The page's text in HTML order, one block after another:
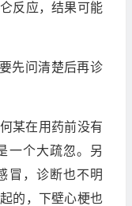
反应，结果可能
先问清楚后再诊
某在用药前没有
一个大疏忽。另
冒，诊断也不明
的，下壁心梗也